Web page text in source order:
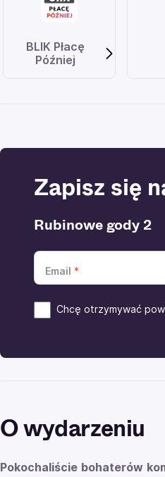
BLIK Płacę
Później
Zapisz się
Rubinowe gody 2
Email
Chcę otrzymywać
O wydarzeniu
Pokochaliście bohaterów